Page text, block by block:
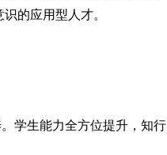
的应用型人才。
学生能力全方位提升，知行